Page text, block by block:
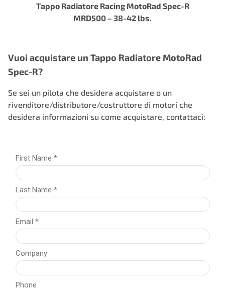
Tappo Radiatore Racing MotoRad Spec-R
MRD500 – 38-42 lbs.
Vuoi acquistare un Tappo Radiatore MotoRad
Spec-R?
Se sei un pilota che desidera acquistare o un
rivenditore/distributore/costruttore di motori che
desidera informazioni su come acquistare, contattaci: